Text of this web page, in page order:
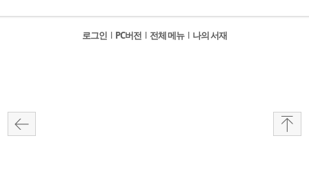
로그인 l PC버전 l 전체 메뉴 l 나의 서재